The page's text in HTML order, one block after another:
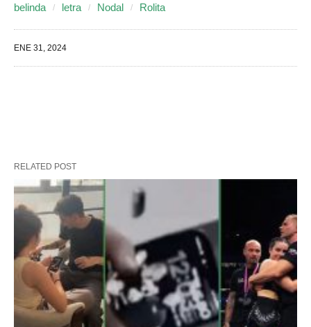
belinda letra Nodal Rolita
ENE 31, 2024
RELATED POST